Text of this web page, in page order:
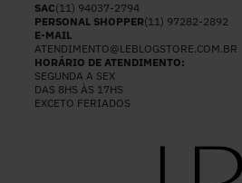
SAC(11) 94037-2794
PERSONAL SHOPPER(11) 97282-2892
E-MAIL
ATENDIMENTO@LEBLOGSTORE.COM.BR
HORÁRIO DE ATENDIMENTO:
SEGUNDA A SEX
DAS 8HS ÀS 17HS
EXCETO FERIADOS